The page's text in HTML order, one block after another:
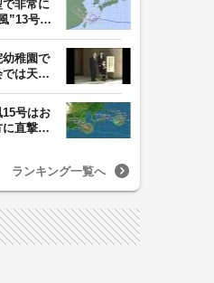
で非常に
”13号の
稚園で
は天皇
15号はお
直撃す
ランキング一覧へ